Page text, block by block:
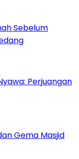
Sebelum
Perjuangan
Gema Masjid